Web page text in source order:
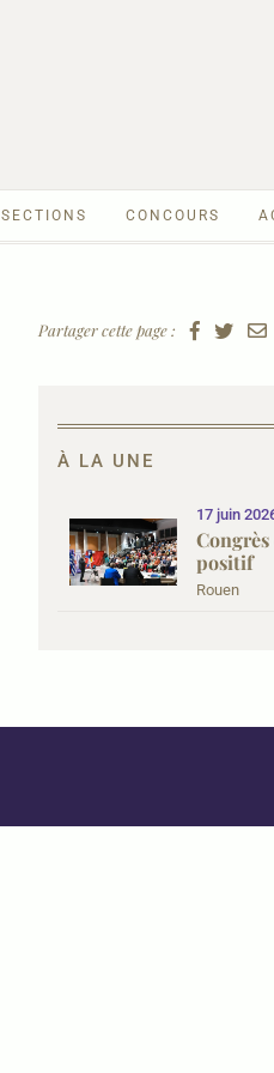
SECTIONS CONCOURS
Partager cette page :
À LA UNE
17 juin
positif
Rouen